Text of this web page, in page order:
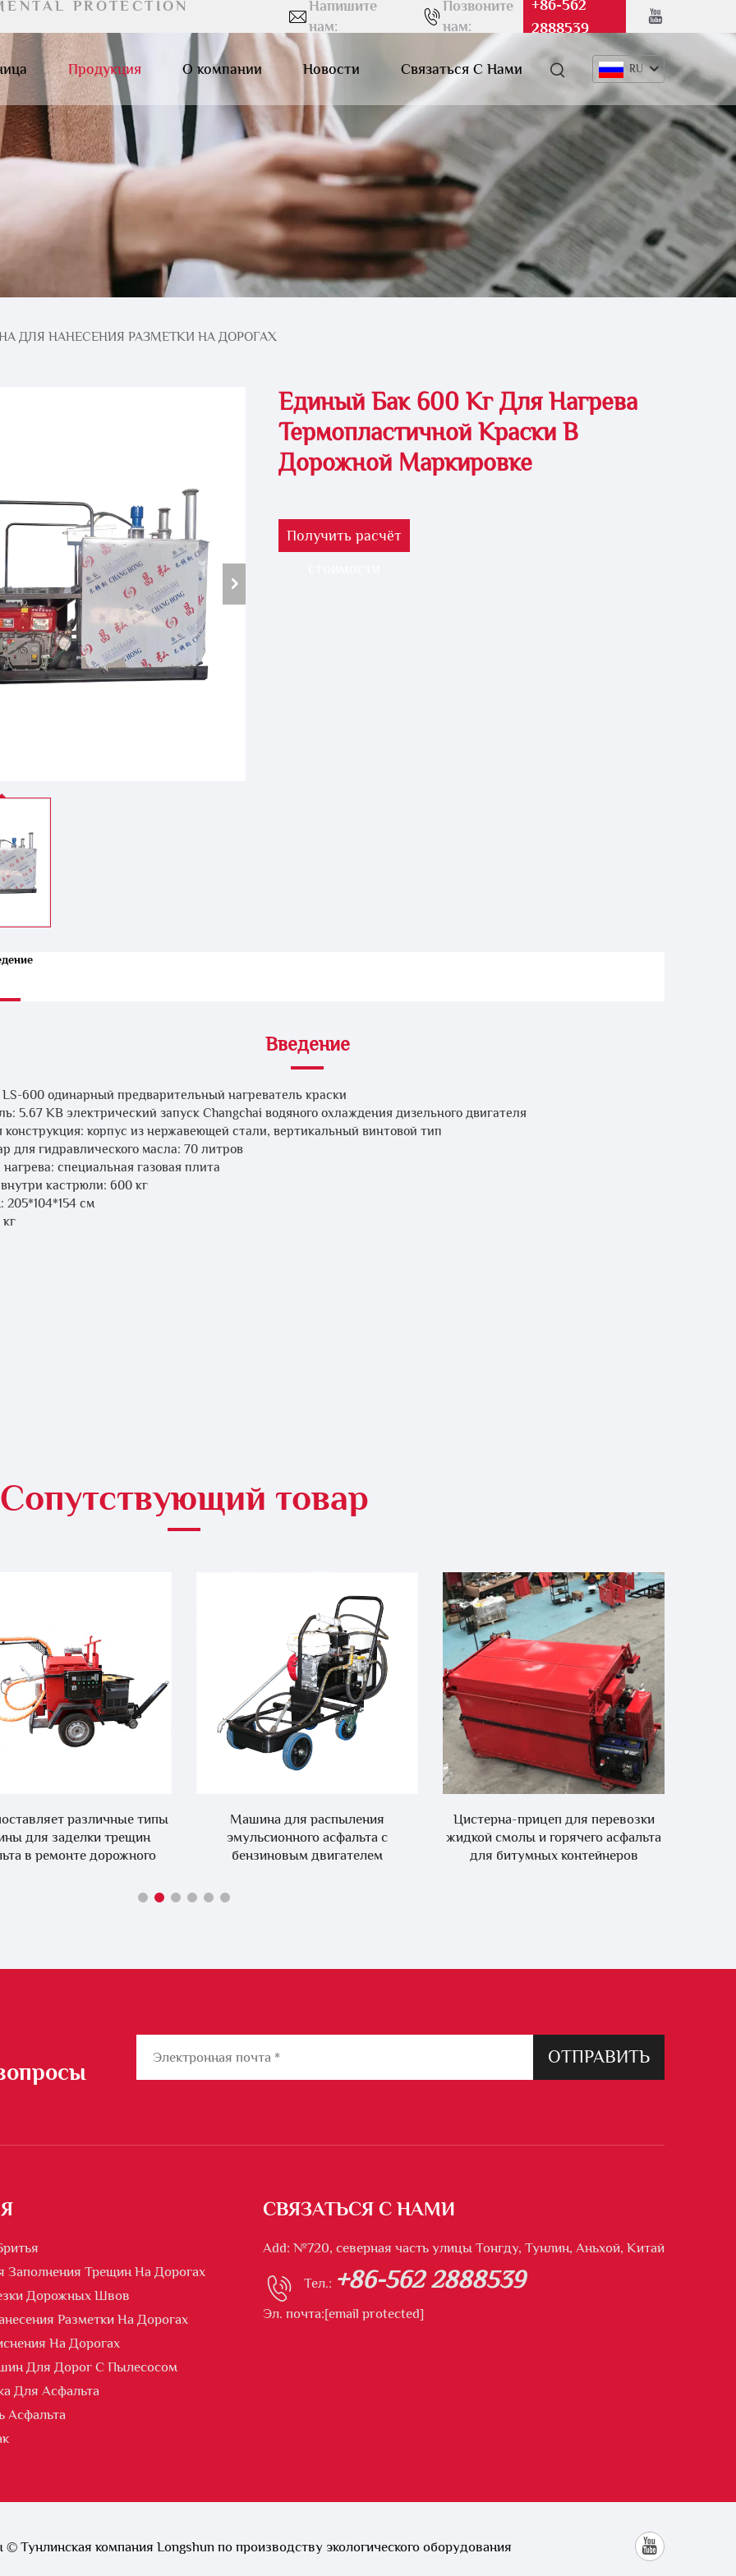
PROTECTION
Напишите
нам:
Позвоните
нам:
+86-562
2888539
Продукция О компании Новости Связаться С Нами RU
ДЛЯ НАНЕСЕНИЯ РАЗМЕТКИ НА ДОРОГАХ
Единый Бак 600 Кг Для Нагрева
Термопластичной Краски В
Дорожной Маркировке
Получить расчёт
Введение
600 одинарный предварительный нагреватель краски
5.67 КВ электрический запуск Changchai водяного охлаждения дизельного двигателя
корпус из нержавеющей стали, вертикальный винтовой тип
для гидравлического масла: 70 литров
специальная газовая плита
кастрюли: 600 кг
205*104*154 см
Сопутствующий товар
различные типы
для заделки трещин
в ремонте дорожного
Машина для распыления
эмульсионного асфальта с
бензиновым двигателем
Цистерна-прицеп для перевозки
жидкой смолы и горячего асфальта
для битумных контейнеров
ОТПРАВИТЬ
Заполнения Трещин На Дорогах
Дорожных Швов
Разметки На Дорогах
На Дорогах
Для Дорог С Пылесосом
Для Асфальта
Асфальта
СВЯЗАТЬСЯ С НАМИ
Add: №720, северная часть улицы Тонгду, Тунлин, Аньхой, Китай
Тел.: +86-562 2888539
Эл. почта:[email protected]
Тунлинская компания Longshun по производству экологического оборудования